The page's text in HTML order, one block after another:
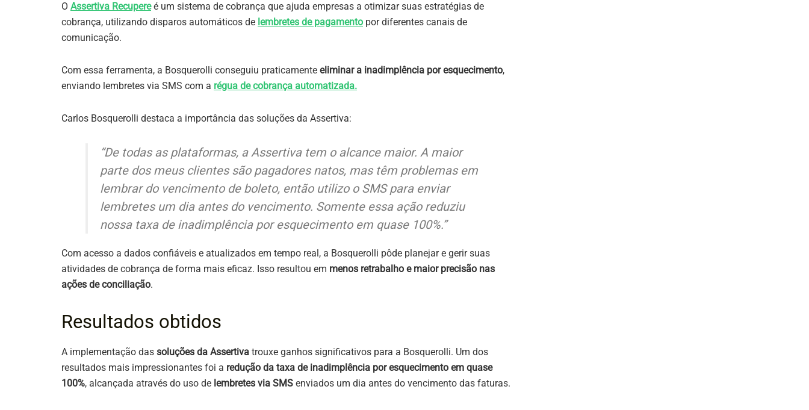
O Assertiva Recupereé um sistema de cobrança que ajuda empresas a otimizar suas estratégias de
cobrança, utilizando disparos automáticos de lembretes de pagamento por diferentes canais de
comunicação.
Com essa ferramenta, a Bosquerolli conseguiu praticamente eliminar a inadimplência por esquecimento,
enviando lembretes via SMS com a régua de cobrança automatizada.
Carlos Bosquerolli destaca a importância das soluções da Assertiva:
“De todas as plataformas, a Assertiva tem o alcance maior. A maior
parte dos meus clientes são pagadores natos, mas têm problemas em
lembrar do vencimento de boleto, então utilizo o SMS para enviar
lembretes um dia antes do vencimento. Somente essa ação reduziu
nossa taxa de inadimplência por esquecimento em quase 100%.”
Com acesso a dados confiáveis e atualizados em tempo real, a Bosquerolli pôde planejar e gerir suas
atividades de cobrança de forma mais eficaz. Isso resultou em menos retrabalho e maior precisão nas
ações de conciliação.
Resultados obtidos
A implementação das soluções da Assertiva trouxe ganhos significativos para a Bosquerolli. Um dos
resultados mais impressionantes foi a redução da taxa de inadimplência por esquecimento em quase
100%, alcançada através do uso de lembretes via SMS enviados um dia antes do vencimento das faturas.